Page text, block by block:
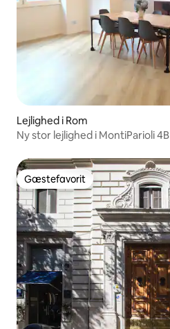
Lejlighed i Rom
Ny stor lejlighed i MontiParioli 4B
Gæstefavorit
Gæstefavorit